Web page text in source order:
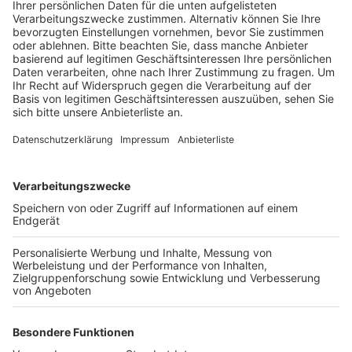
Anzeige
21 Tage lang können die Brühler Radkilometer für ihre
Stadt sammeln. Voraussetzung: sie sind Mitglied eines
Teams. Mithilfe der Stadtradeln-Smartphone-App
es, möglichst viele Kilometer mit dem Fahrrad
zurückzulegen. Die Stadt mit den meisten Kilometern
gewinnt im deutschlandweiten Wettbewerb. Weitere
Infos zu der Aktion in Brühl gibt es
machen auch noch andere Städte aus dem Kreis bei
der Aktion für mehr Umweltschutz mit. In Kerpen ist
die Aktion seit Sonntag beendet, Bergheim startet in
Pulheim. Hier startet die Stadtradel-Aktion am 2.